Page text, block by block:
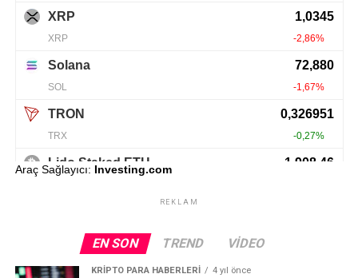
Araç Sağlayıcı: Investing.com
REKLAM
EN SON TREND VIDEO
KRIPTO PARA HABERLERI 4 yıl önce